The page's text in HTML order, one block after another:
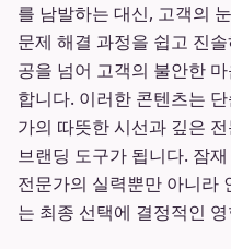
를 남발하는 대신, 고객의
문제 해결 과정을 쉽고 진
공을 넘어 고객의 불안한
합니다. 이러한 콘텐츠는
가의 따뜻한 시선과 깊은
브랜딩 도구가 됩니다. 잠
전문가의 실력뿐만 아니라
는 최종 선택에 결정적인